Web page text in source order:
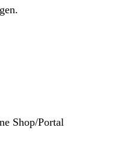
Shop/Portal